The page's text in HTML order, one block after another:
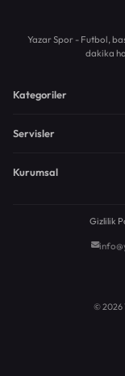
Yazar Spor - Futbol,
dakika
Kategoriler
Servisler
Kurumsal
Gizlilik
© 2026